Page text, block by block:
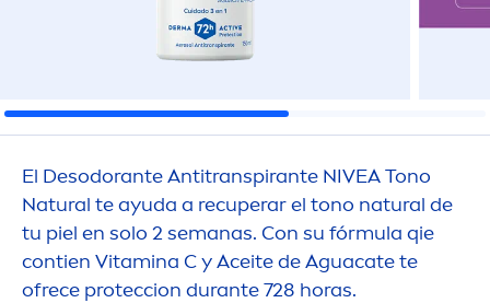
El Desodorante Antitranspirante NIVEATono
Natural te ayuda a recuperar el tono natural de
tu piel en solo 2 semanas. Con su fórmula qie
contien Vitamina C y Aceite de Aguacate te
ofrece proteccion durante 728 horas.